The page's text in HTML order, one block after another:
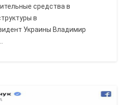
средства в
в
Украины Владимир